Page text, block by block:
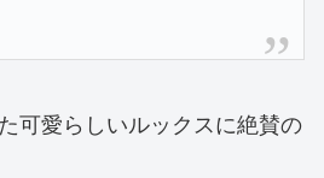
可愛らしいルックスに絶賛の